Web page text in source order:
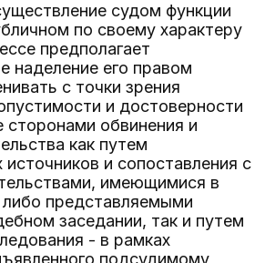
судом функции
по своему характеру
предполагает
наделение его правом
с точки зрения
и достоверности
сторонами обвинения и
как путем
источников и сопоставления с
имеющимися в
представляемыми
заседании, так и путем
- в рамках
подсудимому